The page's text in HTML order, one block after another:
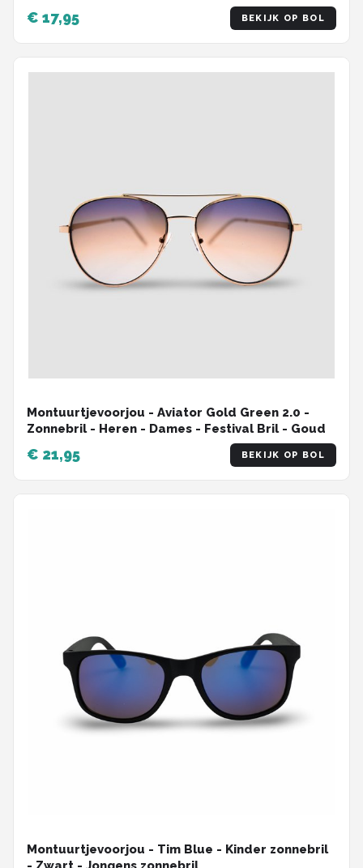
€ 17,95 BEKIJK OP BOL
Montuurtjevoorjou - Aviator Gold Green 2.0 -
Zonnebril - Heren - Dames - Festival Bril - Goud
€ 21,95 BEKIJK OP BOL
Montuurtjevoorjou - Tim Blue - Kinder zonnebril